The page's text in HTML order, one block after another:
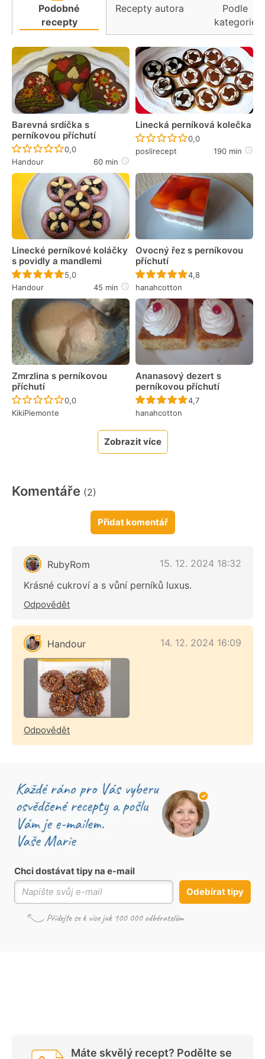
Podobné
recepty
Recepty autora
Podle
kategorie
Barevná srdíčka s
perníkovou příchutí
Recept ještě nebyl hodnocen
0,0
Handour
60 min
Linecká perníková kolečka
Recept ještě nebyl
0,0
poslirecept
190 min
Linecké perníkové koláčky
s povidly a mandlemi
Recept ještě nebyl hodnocen
5,0
Handour
45 min
Ovocný řez s perníkovou
příchutí
Recept ještě nebyl
4,8
hanahcotton
Zmrzlina s perníkovou
příchutí
Recept ještě nebyl hodnocen
0,0
KikiPiemonte
Ananasový dezert s
perníkovou příchutí
Recept ještě nebyl
4,7
hanahcotton
Zobrazit více
Komentáře (2)
Přidat komentář
RubyRom
15. 12. 2024 18:32
Krásné cukroví a s vůní perníků luxus.
Odpovědět
Handour 14. 12. 2024 16:09
Odpovědět
Chci dostávat tipy na e-mail
Odebírat tipy
Máte skvělý recept? Podělte se